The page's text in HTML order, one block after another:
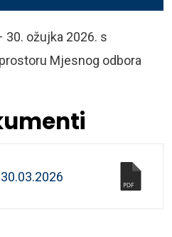
30. ožujka 2026. s
Mjesnog odbora